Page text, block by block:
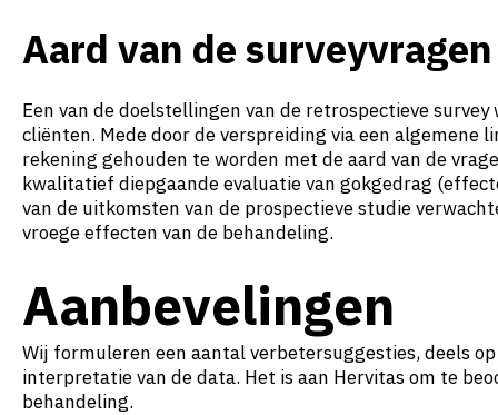
Aard van de surveyvragen
Een van de doelstellingen van de retrospectieve survey
cliënten. Mede door de verspreiding via een
rekening gehouden te worden met de aard van de
kwalitatief diepgaande evaluatie van gokgedrag
van de uitkomsten van de prospectieve studie
vroege effecten van de behandeling.
Aanbevelingen
Wij formuleren een aantal verbetersuggesties, deels
interpretatie van de data. Het is aan Hervitas om te
behandeling.